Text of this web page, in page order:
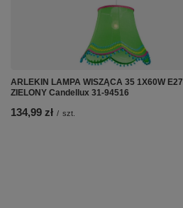
ARLEKIN LAMPA WISZĄCA 35 1X60W E27
ZIELONY Candellux 31-94516
134,99 zł / szt.